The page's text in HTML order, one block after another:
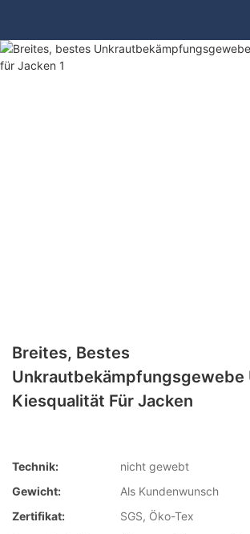
Breites, Bestes
Unkrautbekämpfungsgewebe
Kiesqualität Für Jacken
Technik:
nicht gewebt
Gewicht:
Als Kundenwunsch
Zertifikat:
SGS, Öko-Tex